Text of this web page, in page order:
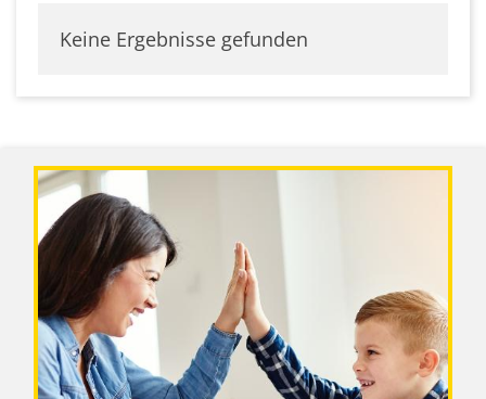
Keine Ergebnisse gefunden